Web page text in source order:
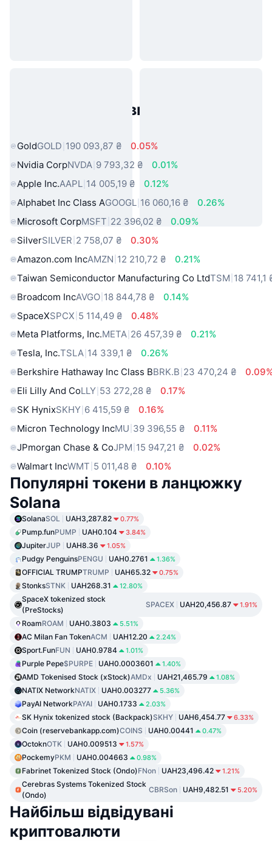
Популярні активи реального
GoldGOLD 190 093,87 ₴
0.05%
Nvidia CorpNVDA 9 793,32 ₴
0.01%
Apple Inc.AAPL 14 005,19 ₴
0.12%
Alphabet Inc Class AGOOGL 16 060,16 ₴
0.26%
Microsoft CorpMSFT 22 396,02 ₴
0.09%
SilverSILVER 2 758,07 ₴
0.30%
Amazon.com IncAMZN 12 210,72 ₴
0.21%
Taiwan Semiconductor Manufacturing Co LtdTSM 18 741,1
Broadcom IncAVGO 18 844,78 ₴
0.14%
SpaceXSPCX 5 114,49 ₴
0.48%
Meta Platforms, Inc.META 26 457,39 ₴
0.21%
Tesla, Inc.TSLA 14 339,1 ₴
0.26%
Berkshire Hathaway Inc Class BBRK.B 23 470,24 ₴
Eli Lilly And CoLLY 53 272,28 ₴
0.17%
SK HynixSKHY 6 415,59 ₴
0.16%
Micron Technology IncMU 39 396,55 ₴
0.11%
JPmorgan Chase & CoJPM 15 947,21 ₴
0.02%
Walmart IncWMT 5 011,48 ₴ 0.10%
Популярні токени в ланцюжку
Solana
SolanaSOL UAH3,287.82 0.77%
Pump.funPUMP UAH0.104 3.84%
JupiterJUP UAH8.36 1.05%
Pudgy PenguinsPENGU UAH0.2761 1.36%
OFFICIAL TRUMPTRUMP UAH65.32 0.75%
StonksSTNK UAH268.31 12.80%
SpaceX tokenized stock
(PreStocks)
SPACEX UAH20,456.87 1.91%
RoamROAM UAH0.3803 5.51%
AC Milan Fan TokenACM UAH12.20 2.24%
Sport.FunFUN UAH0.9784 1.01%
Purple Pepe$PURPE UAH0.0003601 1.40%
AMD Tokenised Stock (xStock)AMDx UAH21,465.79 1.08%
NATIX NetworkNATIX UAH0.003277 5.36%
PayAI NetworkPAYAI UAH0.1733 2.03%
SK Hynix tokenized stock (Backpack)SKHY UAH6,454.77 6.33%
Coin (reservebankapp.com)COINS UAH0.00441 0.47%
OctoknOTK UAH0.009513 1.57%
PockemyPKM UAH0.004663 0.98%
Fabrinet Tokenized Stock (Ondo)FNon UAH23,496.42 1.21%
Cerebras Systems Tokenized Stock
(Ondo)
CBRSon UAH9,482.51 5.20%
Найбільш відвідувані
криптовалюти